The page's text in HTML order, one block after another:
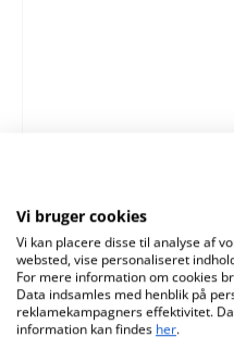
Vi bruger cookies
Vi kan placere disse til analyse af
websted, vise personaliseret
For mere information om cookies
Data indsamles med henblik på
reklamekampagners effektivitet.
information kan findes her.